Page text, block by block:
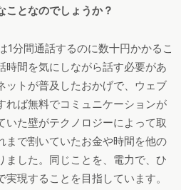
ことなのでしょうか？
1分間通話するのに数十円かかるこ
時間を気にしながら話す必要があ
ットが普及したおかげで、ウェブ
れば無料でコミュニケーションが
いた壁がテクノロジーによって取
まで割いていたお金や時間を他の
ました。同じことを、電力で、ひ
現することを目指しています。